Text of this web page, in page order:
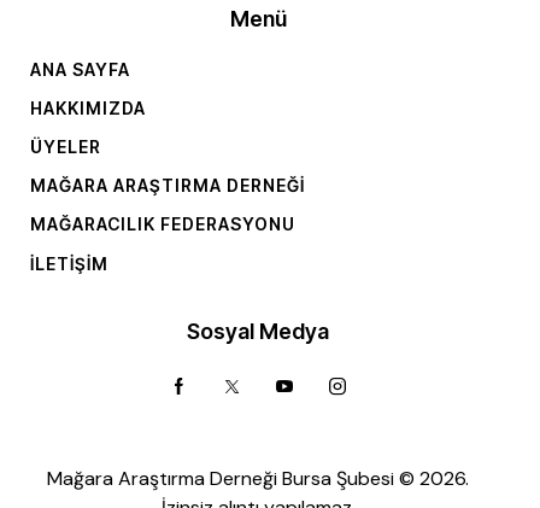
Menü
ANA SAYFA
HAKKIMIZDA
ÜYELER
MAĞARA ARAŞTIRMA DERNEĞI
MAĞARACILIK FEDERASYONU
İLETIŞIM
Sosyal Medya
Mağara Araştırma Derneği Bursa Şubesi © 2026.